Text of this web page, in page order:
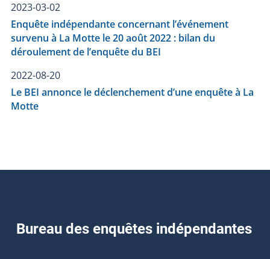
2023-03-02
Enquête indépendante concernant l’événement
survenu à La Motte le 20 août 2022 : bilan du
déroulement de l’enquête du BEI
2022-08-20
Le BEI annonce le déclenchement d’une enquête à La
Motte
Bureau des enquêtes indépendantes